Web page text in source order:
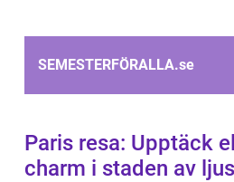
SEMESTERFÖRALLA.se
Paris resa: Upptäck
charm i staden av ljus